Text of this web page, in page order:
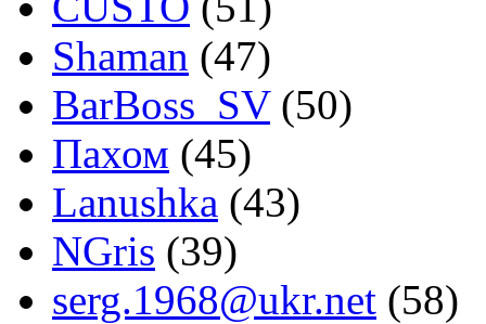
Shaman (47)
BarBoss_SV(50)
Пахом (45)
Lanushka (43)
NGris (39)
serg.1968@ukr.net (58)